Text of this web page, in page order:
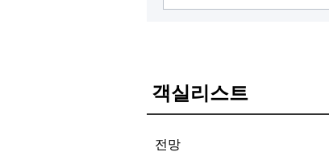
객실리스트
전망